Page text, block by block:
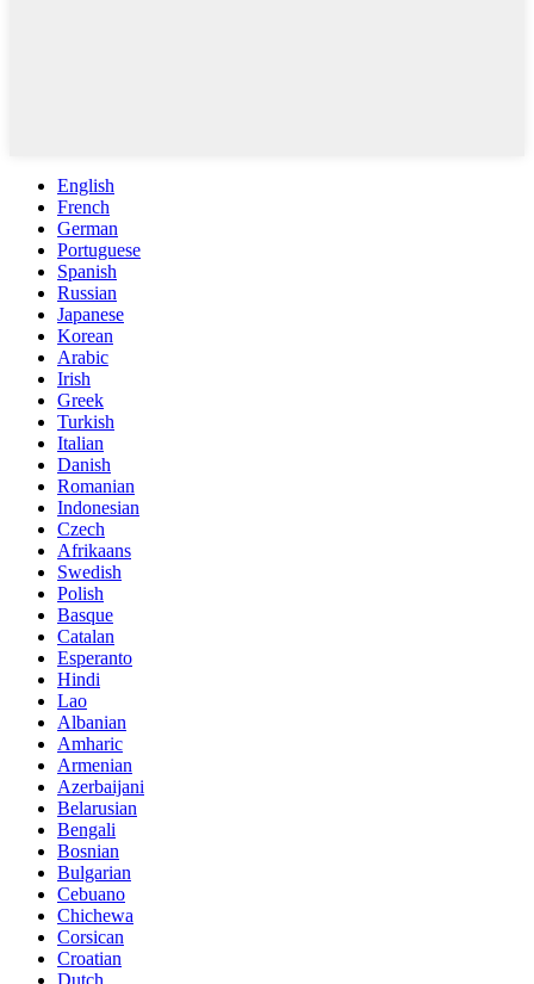
English
French
German
Portuguese
Spanish
Russian
Japanese
Korean
Arabic
Irish
Greek
Turkish
Italian
Danish
Romanian
Indonesian
Czech
Afrikaans
Swedish
Polish
Basque
Catalan
Esperanto
Hindi
Lao
Albanian
Amharic
Armenian
Azerbaijani
Belarusian
Bengali
Bosnian
Bulgarian
Cebuano
Chichewa
Corsican
Croatian
Dutch